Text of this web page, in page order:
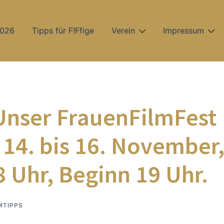
Tipps für F!Ffige Verein Impressum
FrauenFilmFest
bis 16. November,
Uhr, Beginn 19 Uhr.